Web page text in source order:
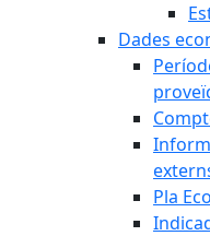
Dades
Pla